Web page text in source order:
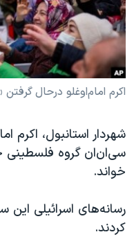
فرهنگ و زندگی
حقوق شهروندی
اقتصادی
علم و فناوری
گالری عکس
آرشیو پخش زنده
مستندها
انتخابات ریاست جمهوری
حمله جمهوری اسلامی به
رمز مهسا
اعتراضات زن، زندگی،
مجموعه مستندهای
دادگاه حمید نوری
دنبال کنید
اکرم امام‌اوغلو درحال
شهردار استانبول، اکرم
سی‌ان‌ان گروه فلسطینی
خواند.
رسانه‌های اسرائيلی این
کردند.